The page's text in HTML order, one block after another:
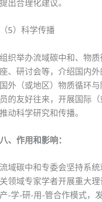
提出合理化建议。
（5）科学传播
组织举办流域碳中和、物
座、研讨会等，介绍国内
国外（或地区）物质循环
员的友好往来，开展国际（
推动科学研究和传播。
八、作用和影响：
流域碳中和专委会坚持系
关领域专家学者开展重大
产-学-研-用-管合作模式，